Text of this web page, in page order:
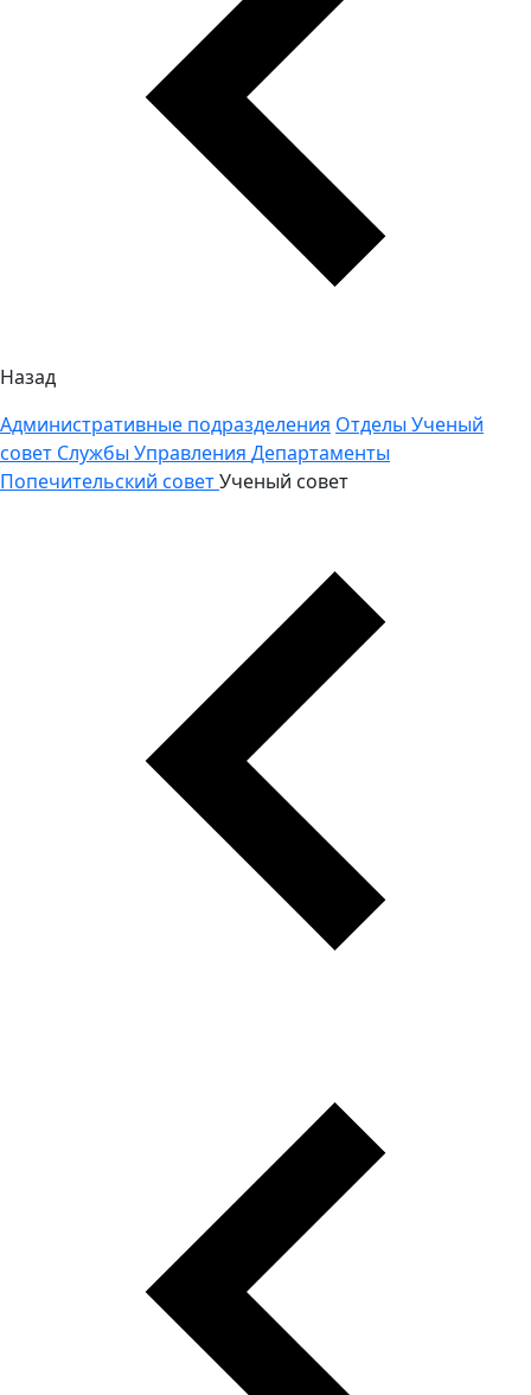
Назад
Административные подразделения Отделы Ученый
совет Службы Управления Департаменты
Попечительский советУченый совет